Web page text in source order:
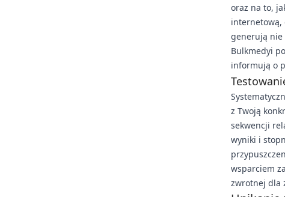
oraz na to,
internetową,
generują nie
Bulkmedyi
informują o
z Twoją
sekwencji
wyniki i
wsparciem
zwrotnej dla